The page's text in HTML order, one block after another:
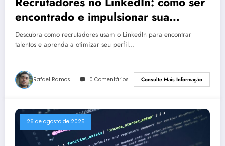
encontrado e impulsionar sua
carreira
Descubra como recrutadores usam o LinkedIn para encontrar
talentos e aprenda a otimizar seu perfil…
Rafael Ramos 0 Comentários Consulte Mais Informação
26 de agosto de 2025